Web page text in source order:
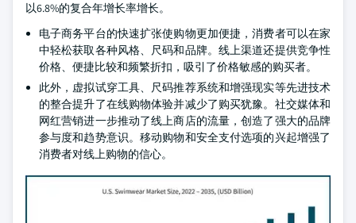
以6.8%的复合年增长率增长。
电子商务平台的快速扩张使购物更加便捷，消费者可以在家
中轻松获取各种风格、尺码和品牌。线上渠道还提供竞争性
价格、便捷比较和频繁折扣，吸引了价格敏感的购买者。
此外，虚拟试穿工具、尺码推荐系统和增强现实等先进技术
的整合提升了在线购物体验并减少了购买犹豫。社交媒体和
网红营销进一步推动了线上商店的流量，创造了强大的品牌
参与度和趋势意识。移动购物和安全支付选项的兴起增强了
消费者对线上购物的信心。